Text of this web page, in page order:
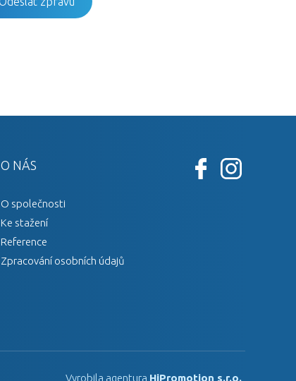
O NÁS
O společnosti
Ke stažení
Reference
Zpracování osobních údajů
Vyrobila agentura HiPromotion s.r.o.